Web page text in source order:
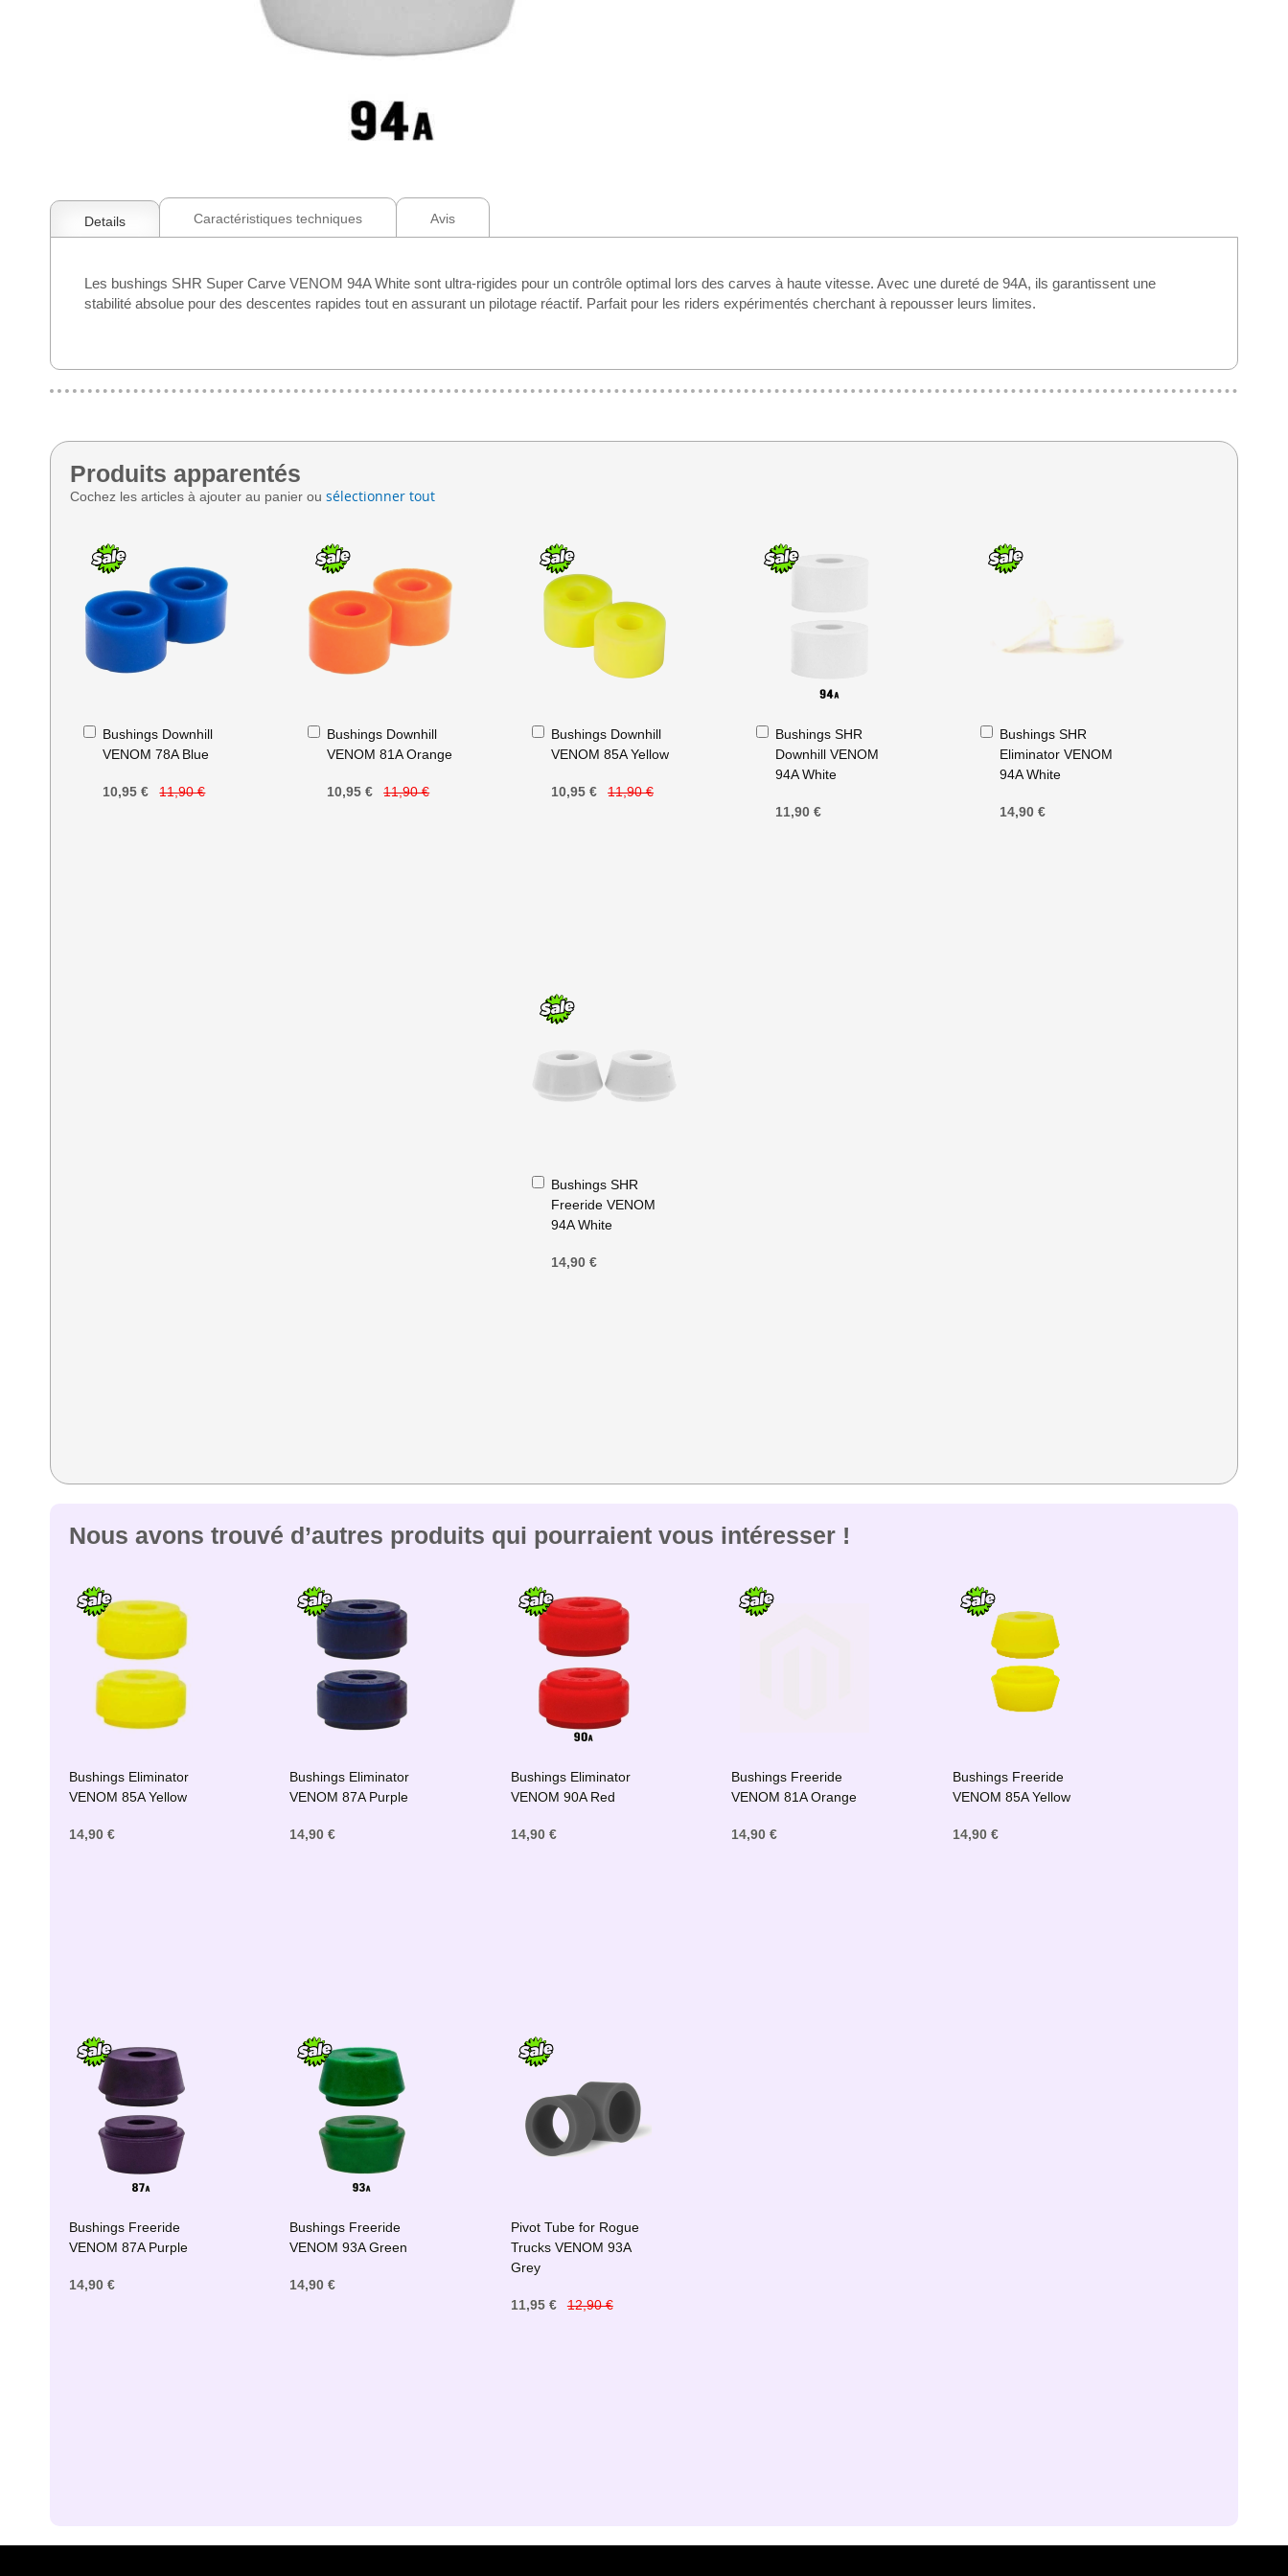
beginning
gallery
Details
Les bushings SHR Super Carve VENOM 94A White sont ultra-rigides pour un contrôle optimal lors des carves à haute vitesse. Avec une dureté de 94A, ils garantissent une
stabilité absolue pour des descentes rapides tout en assurant un pilotage réactif. Parfait pour les riders expérimentés cherchant à repousser leurs limites.
Caractéristiques techniques Avis
Produits apparentés
Cochez les articles à ajouter au panier ou sélectionner tout
Bushings Downhill
VENOM 78A Blue
10,95 € 11,90 €
Ajouter
au
panier
Bushings Downhill
VENOM 81A Orange
10,95 € 11,90 €
Ajouter
au
panier
Bushings Downhill
VENOM 85A Yellow
10,95 € 11,90 €
Ajouter
au
panier
Bushings SHR
Downhill VENOM
94A White
11,90 €
Ajouter
au
panier
Bushings SHR
Eliminator VENOM
94A White
14,90 €
Ajouter
au
panier
Bushings SHR
Freeride VENOM
94A White
14,90 €
Ajouter
au
panier
Nous avons trouvé d’autres produits qui pourraient vous intéresser !
Bushings Eliminator
VENOM 85A Yellow
14,90 €
Bushings Eliminator
VENOM 87A Purple
14,90 €
Bushings Eliminator
VENOM 90A Red
14,90 €
Bushings Freeride
VENOM 81A Orange
14,90 €
Bushings Freeride
VENOM 85A Yellow
14,90 €
Bushings Freeride
VENOM 87A Purple
14,90 €
Bushings Freeride
VENOM 93A Green
14,90 €
Pivot Tube for Rogue
Trucks VENOM 93A
Grey
11,95 € 12,90 €